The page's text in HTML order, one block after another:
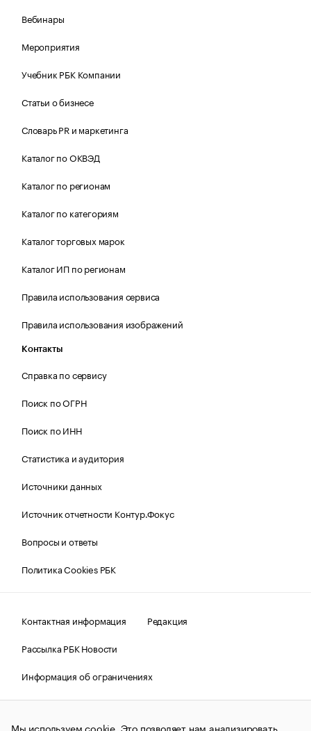
Вебинары
Мероприятия
Учебник РБК Компании
Статьи о бизнесе
Словарь PR и маркетинга
Каталог по ОКВЭД
Каталог по регионам
Каталог по категориям
Каталог торговых марок
Каталог ИП по регионам
Правила использования сервиса
Правила использования изображений
Контакты
Справка по сервису
Поиск по ОГРН
Поиск по ИНН
Статистика и аудитория
Источники данных
Источник отчетности Контур.Фокус
Вопросы и ответы
Политика Cookies РБК
Контактная информация
Редакция
Рассылка РБК Новости
Информация об ограничениях
Правовая информация
О соблюдении авторских прав
Мы используем cookie. Это позволяет нам анализировать